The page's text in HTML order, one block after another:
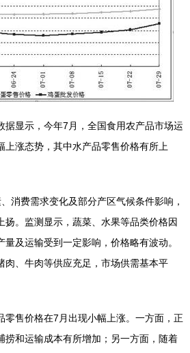
据显示，今年7月，全国食用农产品市场运
上涨态势，其中水产品零售价格有所上
消费需求变化及部分产区气候条件影响，
扬。监测显示，蔬菜、水果等品类价格因
及运输受到一定影响，价格略有波动。
肉、牛肉等供应充足，市场供需基本平
零售价格在7月出现小幅上涨。一方面，正
捞和运输成本有所增加；另一方面，随着